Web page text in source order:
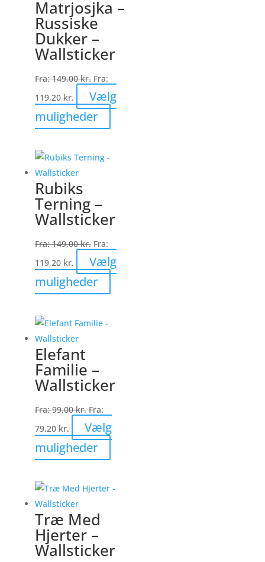
Mulighederne
på
Matrjosjka –
Russiske
Dukker –
Wallsticker
Fra:149,00kr. Fra:
119,20 kr.
Vælg
muligheder
vare
vælges
varesiden
Rubiks
Terning –
Wallsticker
Fra:149,00kr. Fra:
119,20 kr.
Vælg
muligheder
vare
vælges
varesiden
Elefant
Familie –
Wallsticker
Fra:99,00kr. Fra:
79,20 kr.
Vælg
muligheder
vare
flere
vælges
Træ Med
Hjerter –
Wallsticker